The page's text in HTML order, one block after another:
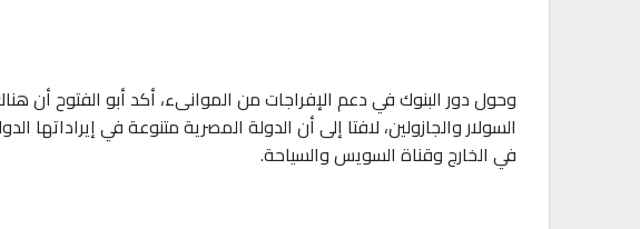
وحول دور البنوك في دعم الإفراجات من الموانىء، أكد أبو الفتوح أن
السولار والجازولين، لافتا إلى أن الدولة المصرية متنوعة في إيراداتها
في الخارج وقناة السويس والسياحة.